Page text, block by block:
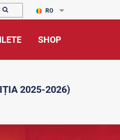
RO
SHOP
2025-2026)